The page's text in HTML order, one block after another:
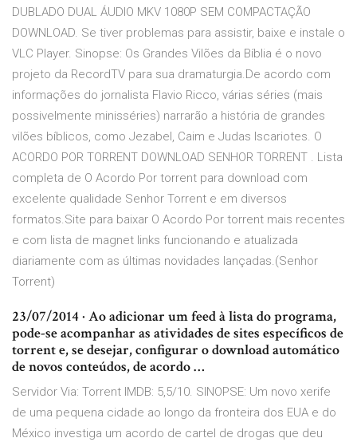
DUBLADO DUAL ÁUDIO MKV 1080P SEM COMPACTAÇÃO
DOWNLOAD. Se tiver problemas para assistir, baixe e instale o
VLC Player. Sinopse: Os Grandes Vilões da Bíblia é o novo
projeto da RecordTV para sua dramaturgia.De acordo com
informações do jornalista Flavio Ricco, várias séries (mais
possivelmente minisséries) narrarão a história de grandes
vilões bíblicos, como Jezabel, Caim e Judas Iscariotes. O
ACORDO POR TORRENT DOWNLOAD SENHOR TORRENT . Lista
completa de O Acordo Por torrent para download com
excelente qualidade Senhor Torrent e em diversos
formatos.Site para baixar O Acordo Por torrent mais recentes
e com lista de magnet links funcionando e atualizada
diariamente com as últimas novidades lançadas.(Senhor
Torrent)
23/07/2014 · Ao adicionar um feed à lista do programa,
pode-se acompanhar as atividades de sites específicos de
torrent e, se desejar, configurar o download automático
de novos conteúdos, de acordo …
Servidor Via: Torrent IMDB: 5,5/10. SINOPSE: Um novo xerife
de uma pequena cidade ao longo da fronteira dos EUA e do
México investiga um acordo de cartel de drogas que deu